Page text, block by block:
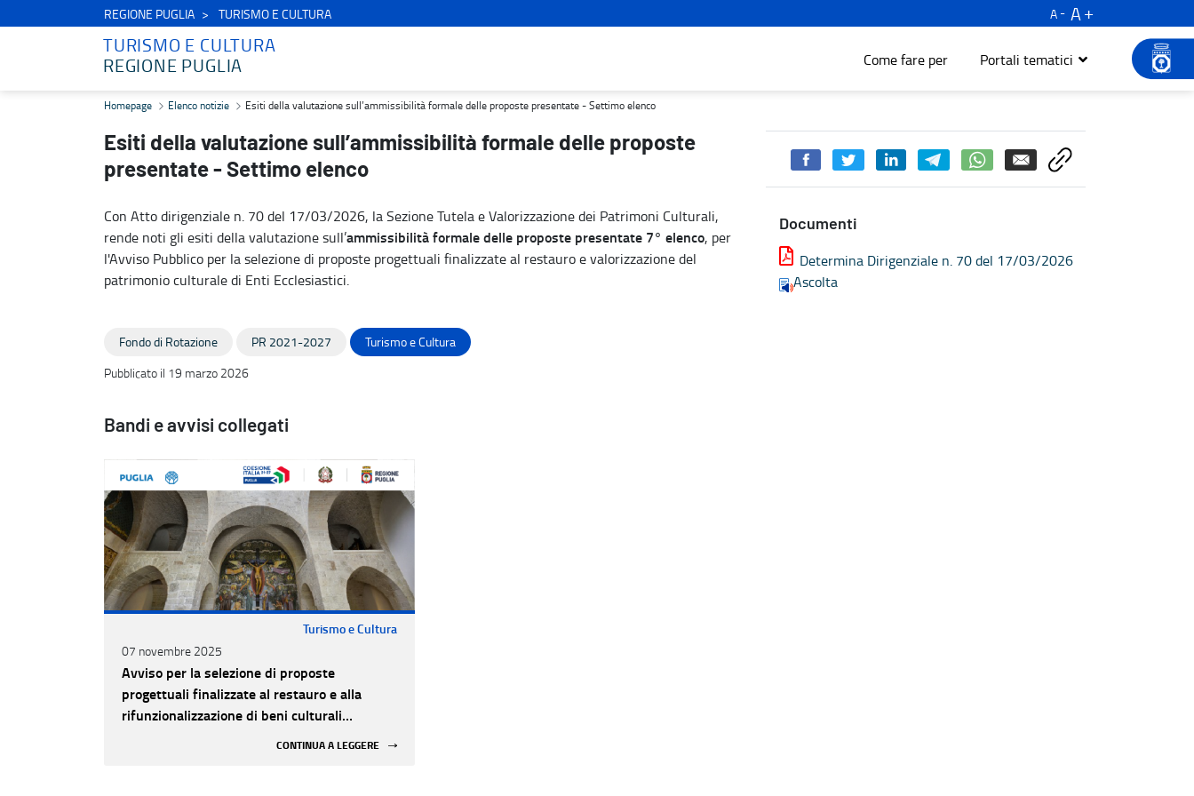
REGIONE PUGLIA TURISMO E CULTURA A
A
TURISMO E CULTURA
REGIONE PUGLIA
Come fare per Portali tematici
Esiti della valutazione sull’ammissibilità formale delle proposte presentate - Settimo elenco - Turismo e cultura
Homepage Elenco notizie Esiti della valutazione sull’ammissibilità formale delle proposte presentate - Settimo elenco
Esiti della valutazione sull’ammissibilità formale delle proposte
presentate - Settimo elenco
Con Atto dirigenziale n. 70 del 17/03/2026, la Sezione Tutela e Valorizzazione dei Patrimoni Culturali,
rende noti gli esiti della valutazione sull’ammissibilità formale delle proposte presentate 7° elenco, per
l'Avviso Pubblico per la selezione di proposte progettuali finalizzate al restauro e valorizzazione del
patrimonio culturale di Enti Ecclesiastici.
Documenti
Determina Dirigenziale n. 70 del 17/03/2026
Ascolta
Fondo di Rotazione PR 2021-2027
Turismo e Cultura
Pubblicato il 19 marzo 2026
Bandi e avvisi collegati
Turismo e Cultura
07 novembre 2025
Avviso per la selezione di proposte
progettuali finalizzate al restauro e alla
rifunzionalizzazione di beni culturali
CONTINUA A LEGGERE